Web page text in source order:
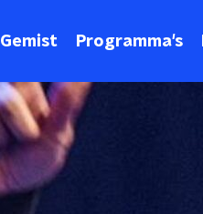
Gemist Programma's